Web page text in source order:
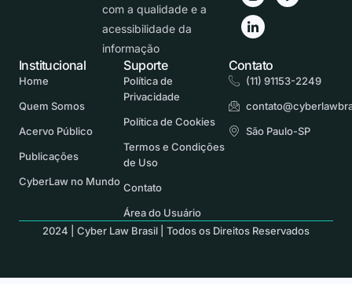
com a qualidade e a
acessibilidade da
informação
Suporte
Política de
Privacidade
Política de Cookies
Termos e Condições
de Uso
Contato
Área do Usuário
Contato
(11) 91153-2249
São Paulo-SP
Institucional
Home
Quem Somos
Acervo Público
Publicações
CyberLaw no Mundo
2024 | Cyber Law Brasil | Todos os Direitos Reservados